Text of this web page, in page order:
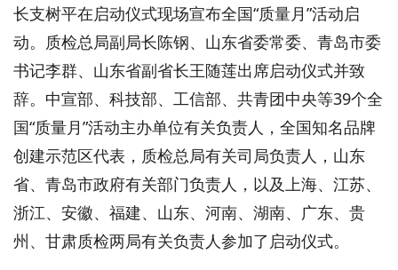
长支树平在启动仪式现场宣布全国“质量月”活动启
动。质检总局副局长陈钢、山东省委常委、青岛市委
书记李群、山东省副省长王随莲出席启动仪式并致
辞。中宣部、科技部、工信部、共青团中央等39个全
国“质量月”活动主办单位有关负责人，全国知名品牌
创建示范区代表，质检总局有关司局负责人，山东
省、青岛市政府有关部门负责人，以及上海、江苏、
浙江、安徽、福建、山东、河南、湖南、广东、贵
州、甘肃质检两局有关负责人参加了启动仪式。